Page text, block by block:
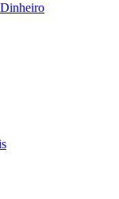
Dinheiro